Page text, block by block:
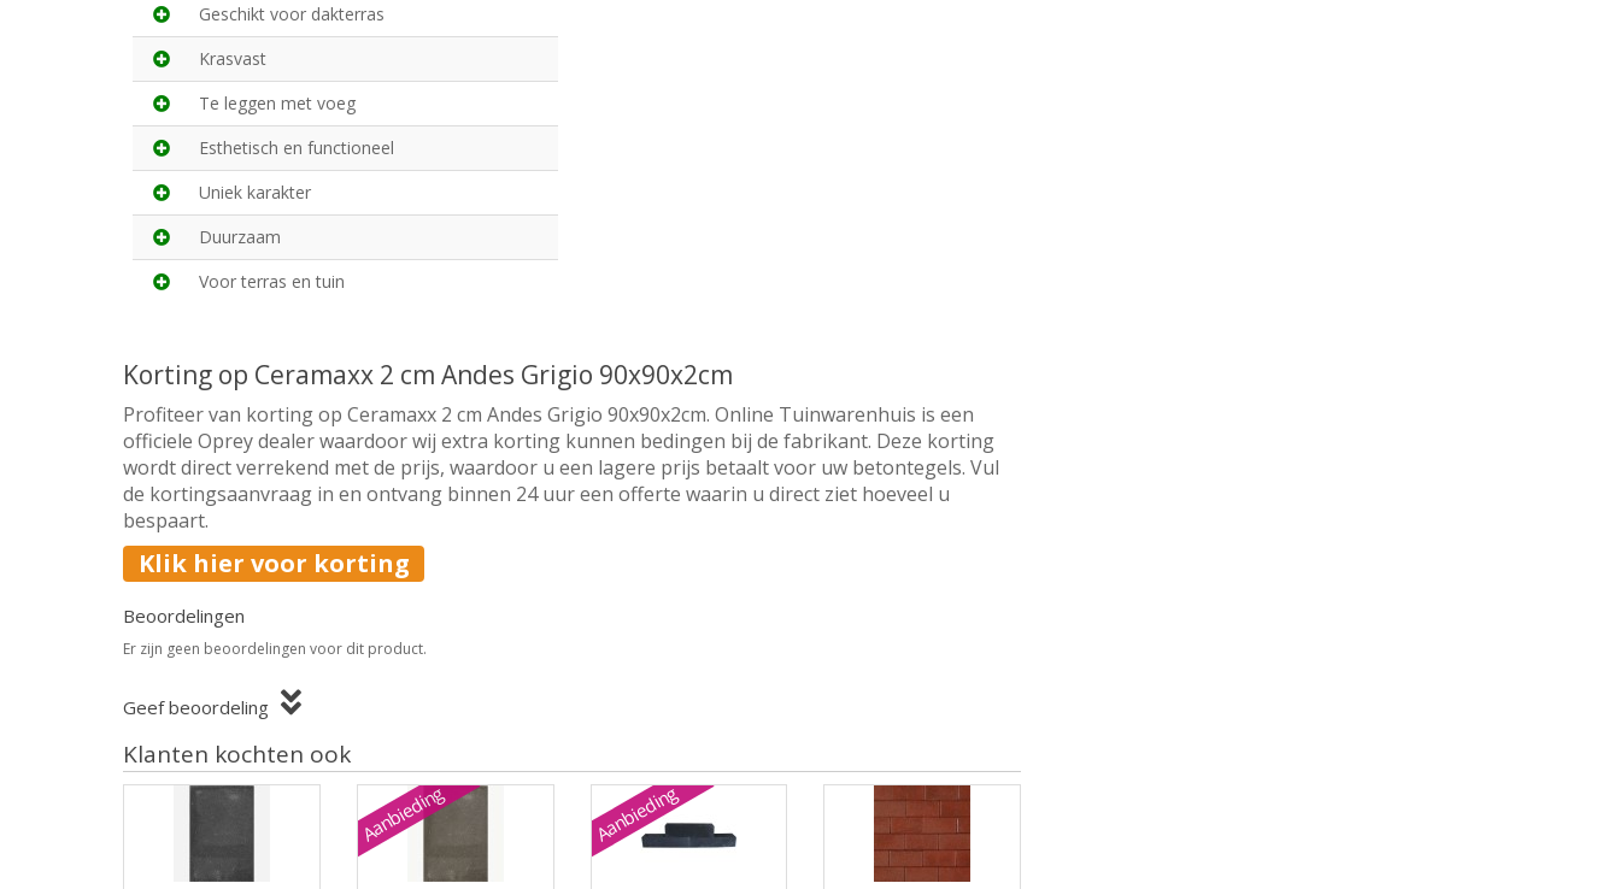
Geschikt voor dakterras
Krasvast
Te leggen met voeg
Esthetisch en functioneel
Uniek karakter
Duurzaam
Voor terras en tuin
Korting op Ceramaxx 2 cm Andes Grigio 90x90x2cm
Profiteer van korting op Ceramaxx 2 cm Andes Grigio 90x90x2cm. Online Tuinwarenhuis is een
officiele Oprey dealer waardoor wij extra korting kunnen bedingen bij de fabrikant. Deze korting
wordt direct verrekend met de prijs, waardoor u een lagere prijs betaalt voor uw betontegels. Vul
de kortingsaanvraag in en ontvang binnen 24 uur een offerte waarin u direct ziet hoeveel u
bespaart.
Klik hier voor korting
Beoordelingen
Er zijn geen beoordelingen voor dit product.
Geef beoordeling
Klanten kochten ook
Aanbieding Aanbieding